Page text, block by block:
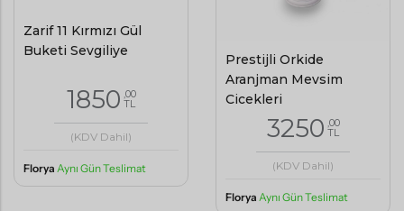
Zarif 11 Kırmızı Gül
Buketi Sevgiliye
1850 ,00
TL
(KDV Dahil)
Florya Aynı Gün Teslimat
Prestijli Orkide
Aranjman Mevsim
Çiçekleri
3250 ,00
TL
(KDV Dahil)
Florya Aynı Gün Teslimat